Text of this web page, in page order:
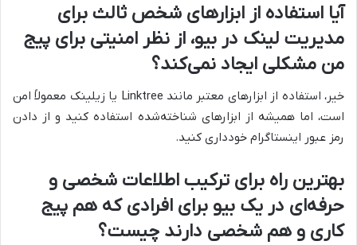
آیا استفاده از ابزارهای شخص ثالث برای
مدیریت لینک در بیو، از نظر امنیتی برای پیج
من مشکلی ایجاد نمی‌کند؟
خیر، استفاده از ابزارهای معتبر مانند Linktree یا زیلینک معمولاً امن
است، اما همیشه از ابزارهای شناخته‌شده استفاده کنید و از دادن
رمز عبور اینستاگرام خودداری کنید.
بهترین راه برای ترکیب اطلاعات شخصی و
حرفه‌ای در یک بیو برای افرادی که هم پیج
کاری و هم شخصی دارند چیست؟